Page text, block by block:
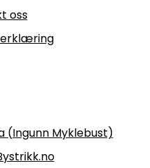
oss
(Ingunn Myklebust)